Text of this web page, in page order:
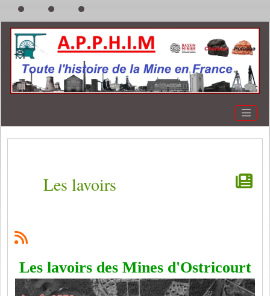
Les lavoirs
Les lavoirs des Mines d'Ostricourt